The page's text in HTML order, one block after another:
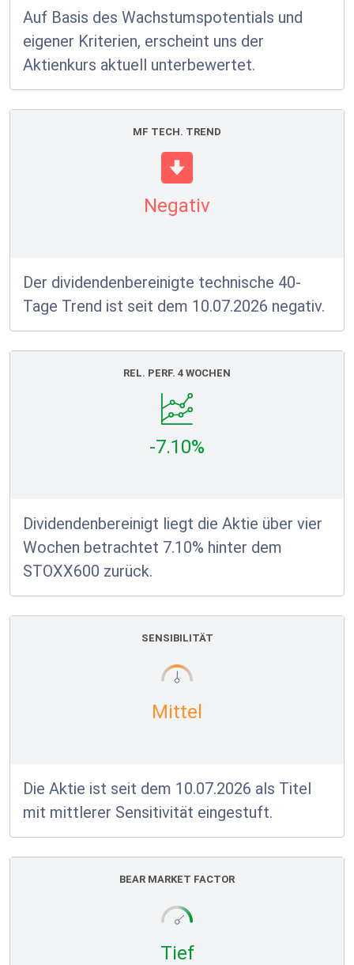
Auf Basis des Wachstumspotentials und
eigener Kriterien, erscheint uns der
Aktienkurs aktuell unterbewertet.
MF TECH. TREND
Negativ
Der dividendenbereinigte technische 40-
Tage Trend ist seit dem 10.07.2026 negativ.
REL. PERF. 4 WOCHEN
-7.10%
Dividendenbereinigt liegt die Aktie über vier
Wochen betrachtet 7.10% hinter dem
STOXX600 zurück.
SENSIBILITÄT
Mittel
Die Aktie ist seit dem 10.07.2026 als Titel
mit mittlerer Sensitivität eingestuft.
BEAR MARKET FACTOR
Tief